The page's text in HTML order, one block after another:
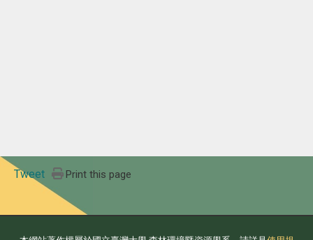
Tweet Print this page